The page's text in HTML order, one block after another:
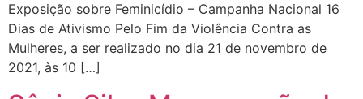
Exposição sobre Feminicídio – Campanha Nacional 16
Dias de Ativismo Pelo Fim da Violência Contra as
Mulheres, a ser realizado no dia 21 de novembro de
2021, às 10 […]